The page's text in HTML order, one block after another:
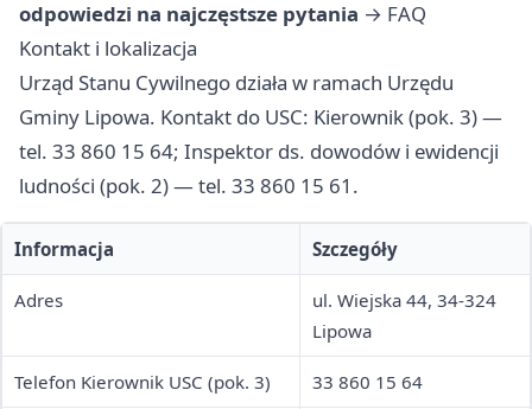
odpowiedzi na najczęstsze pytania → FAQ
Kontakt i lokalizacja
Urząd Stanu Cywilnego działa w ramach Urzędu
Gminy Lipowa. Kontakt do USC: Kierownik (pok. 3) —
tel. 33 860 15 64; Inspektor ds. dowodów i ewidencji
ludności (pok. 2) — tel. 33 860 15 61.
Informacja Szczegóły
Adres
ul. Wiejska 44, 34-324
Lipowa
Telefon Kierownik USC (pok. 3) 33 860 15 64